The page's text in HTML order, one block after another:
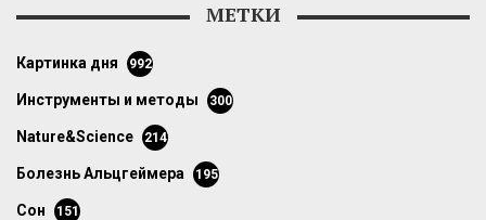
МЕТКИ
картинка дня 992
инструменты и методы 300
Nature&Science 214
болезнь Альцгеймера 195
сон 151